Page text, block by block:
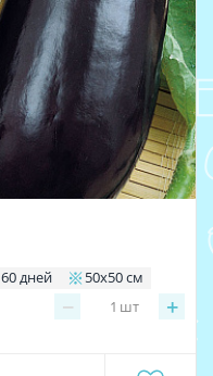
60 дней 50х50 см
− +
1 шт